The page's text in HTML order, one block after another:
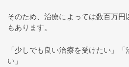
そのため、治療によっては数百万円
もあります。
「少しでも良い治療を受けたい」
い」